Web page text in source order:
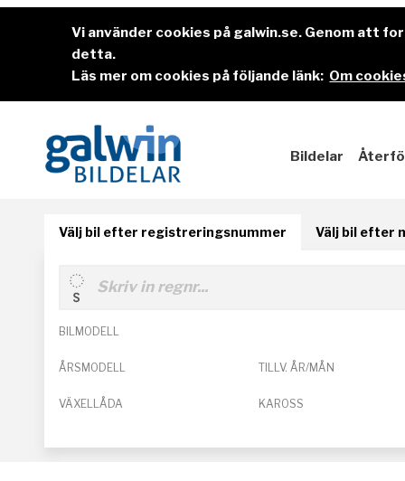
Vi använder cookies på galwin.se. Genom att
detta.
Läs mer om cookies på följande länk: Om
Bildelar
Välj bil efter registreringsnummer Välj bil efter
BILMODELL
ÅRSMODELL TILLV. ÅR/MÅN
VÄXELLÅDA KAROSS